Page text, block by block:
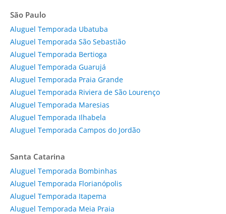
São Paulo
Aluguel Temporada Ubatuba
Aluguel Temporada São Sebastião
Aluguel Temporada Bertioga
Aluguel Temporada Guarujá
Aluguel Temporada Praia Grande
Aluguel Temporada Riviera de São Lourenço
Aluguel Temporada Maresias
Aluguel Temporada Ilhabela
Aluguel Temporada Campos do Jordão
Santa Catarina
Aluguel Temporada Bombinhas
Aluguel Temporada Florianópolis
Aluguel Temporada Itapema
Aluguel Temporada Meia Praia